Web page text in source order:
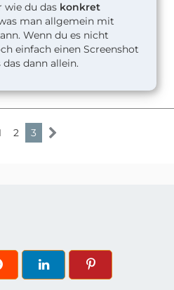
wie du das konkret
man allgemein mit
Wenn du es nicht
einfach einen Screenshot
dann allein.
2 3